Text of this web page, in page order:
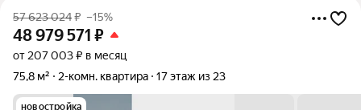
57 623 024₽ –15%
48 979 571 ₽
от 207 003 ₽ в месяц
75,8 м²
2-комн. квартира 17 этаж из 23
новостройка